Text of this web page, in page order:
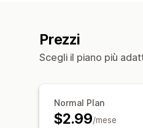
Prezzi
Scegli il piano più
Normal Plan
$2.99/mese